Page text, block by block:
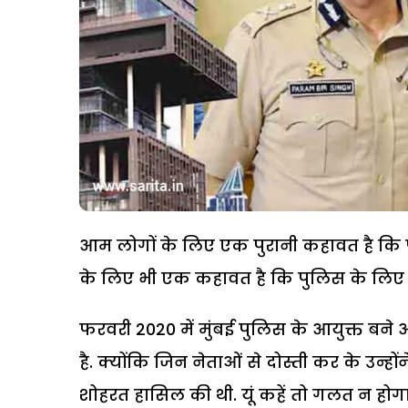
आम लोगों के लिए एक पुरानी कहावत है
के लिए भी एक कहावत है कि पुलिस के लिए
फरवरी 2020 में मुंबई पुलिस के आयुक्त बने
है. क्योंकि जिन नेताओं से दोस्ती कर के
शोहरत हासिल की थी. यूं कहें तो गलत न